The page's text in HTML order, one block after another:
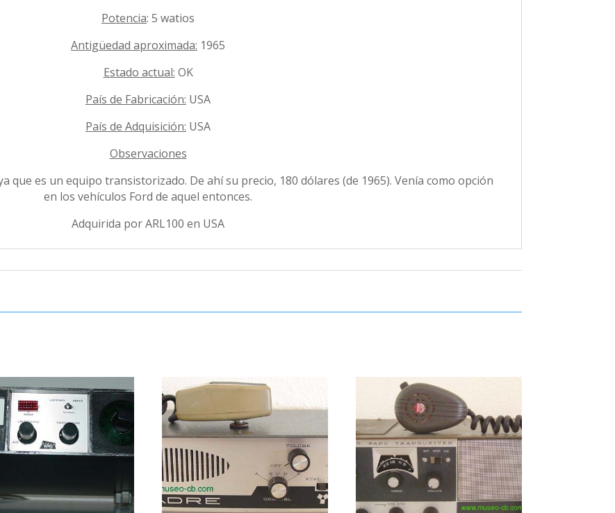
Potencia: 5 watios
Antigüedad aproximada: 1965
Estado actual: OK
País de Fabricación: USA
País de Adquisición: USA
Observaciones
que es un equipo transistorizado. De ahí su precio, 180 dólares (de 1965). Venía como opción
en los vehículos Ford de aquel entonces.
Adquirida por ARL100 en USA